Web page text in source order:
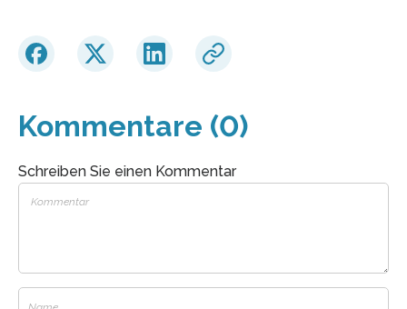
Kommentare (0)
Schreiben Sie einen Kommentar